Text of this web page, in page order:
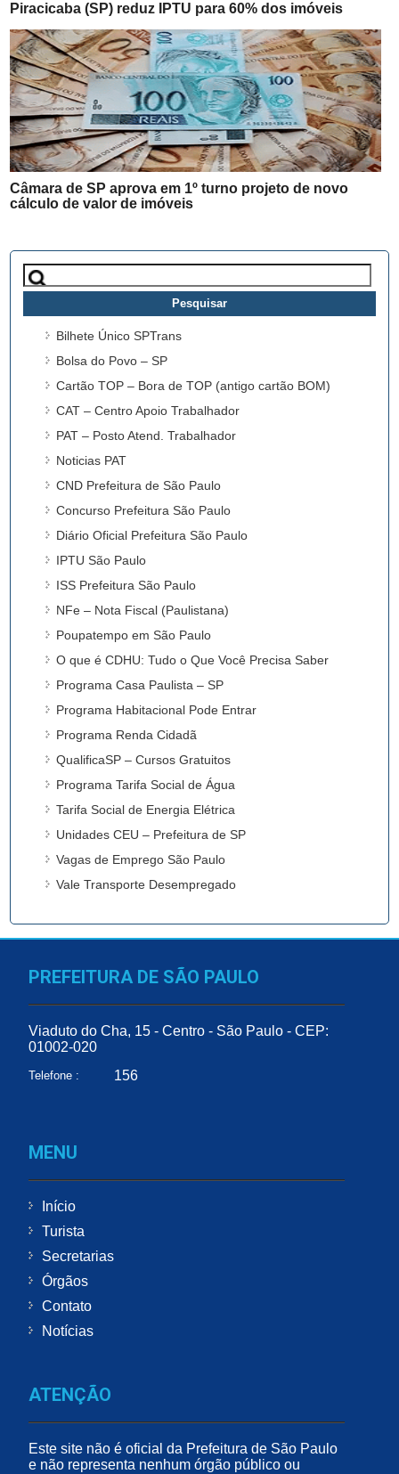
Piracicaba (SP) reduz IPTU para 60% dos imóveis
Câmara de SP aprova em 1º turno projeto de novo
cálculo de valor de imóveis
Pesquisar
por:
Bilhete Único SPTrans
Bolsa do Povo – SP
Cartão TOP – Bora de TOP (antigo cartão BOM)
CAT – Centro Apoio Trabalhador
PAT – Posto Atend. Trabalhador
Noticias PAT
CND Prefeitura de São Paulo
Concurso Prefeitura São Paulo
Diário Oficial Prefeitura São Paulo
IPTU São Paulo
ISS Prefeitura São Paulo
NFe – Nota Fiscal (Paulistana)
Poupatempo em São Paulo
O que é CDHU: Tudo o Que Você Precisa Saber
Programa Casa Paulista – SP
Programa Habitacional Pode Entrar
Programa Renda Cidadã
QualificaSP – Cursos Gratuitos
Programa Tarifa Social de Água
Tarifa Social de Energia Elétrica
Unidades CEU – Prefeitura de SP
Vagas de Emprego São Paulo
Vale Transporte Desempregado
PREFEITURA DE SÃO PAULO
Viaduto do Cha, 15 - Centro - São Paulo - CEP:
01002-020
Telefone : 156
MENU
Início
Turista
Secretarias
Órgãos
Contato
Notícias
ATENÇÃO
Este site não é oficial da Prefeitura de São Paulo
e não representa nenhum órgão público ou